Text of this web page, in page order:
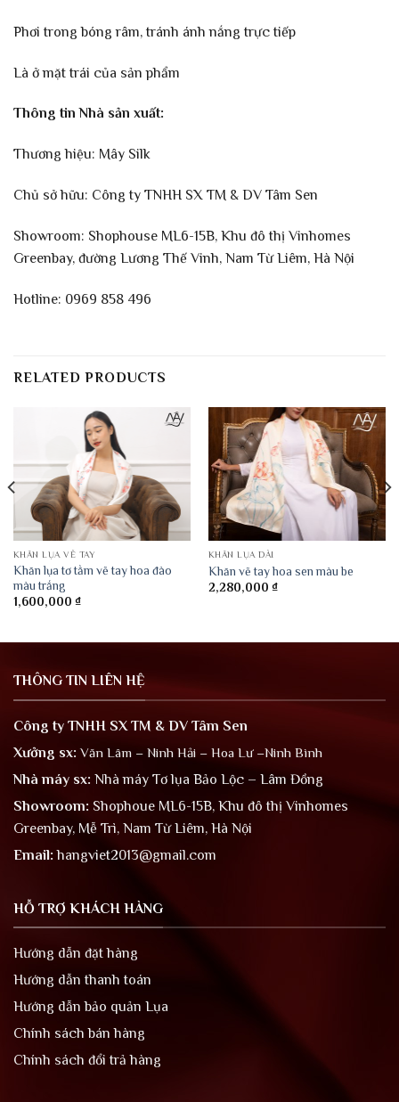
Phơi trong bóng râm, tránh ánh nắng trực tiếp
Là ở mặt trái của sản phẩm
Thông tin Nhà sản xuất:
Thương hiệu: Mây Silk
Chủ sở hữu: Công ty TNHH SX TM & DV Tâm Sen
Showroom: Shophouse ML6-15B, Khu đô thị Vinhomes
Greenbay, đường Lương Thế Vinh, Nam Từ Liêm, Hà Nội
Hotline: 0969 858 496
RELATED PRODUCTS
KHĂN LỤA VẼ TAY
Khăn lụa tơ tằm vẽ tay hoa đào
màu trắng
1,600,000 ₫
KHĂN LỤA DÀI
Khăn vẽ tay hoa sen màu be
2,280,000 ₫
THÔNG TIN LIÊN HỆ
Công ty TNHH SX TM & DV Tâm Sen
Xưởng sx: Văn Lâm – Ninh Hải – Hoa Lư –Ninh Bình
Nhà máy sx: Nhà máy Tơ lụa Bảo Lộc – Lâm Đồng
Showroom: Shophoue ML6-15B, Khu đô thị Vinhomes
Greenbay, Mễ Trì, Nam Từ Liêm, Hà Nội
Email:hangviet2013@gmail.com
HỖ TRỢ KHÁCH HÀNG
Hướng dẫn đặt hàng
Hướng dẫn thanh toán
Hướng dẫn bảo quản Lụa
Chính sách bán hàng
Chính sách đổi trả hàng